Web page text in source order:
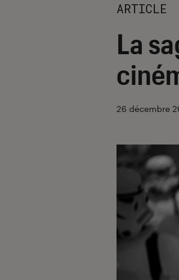
ARTICLE
La
26 décembre